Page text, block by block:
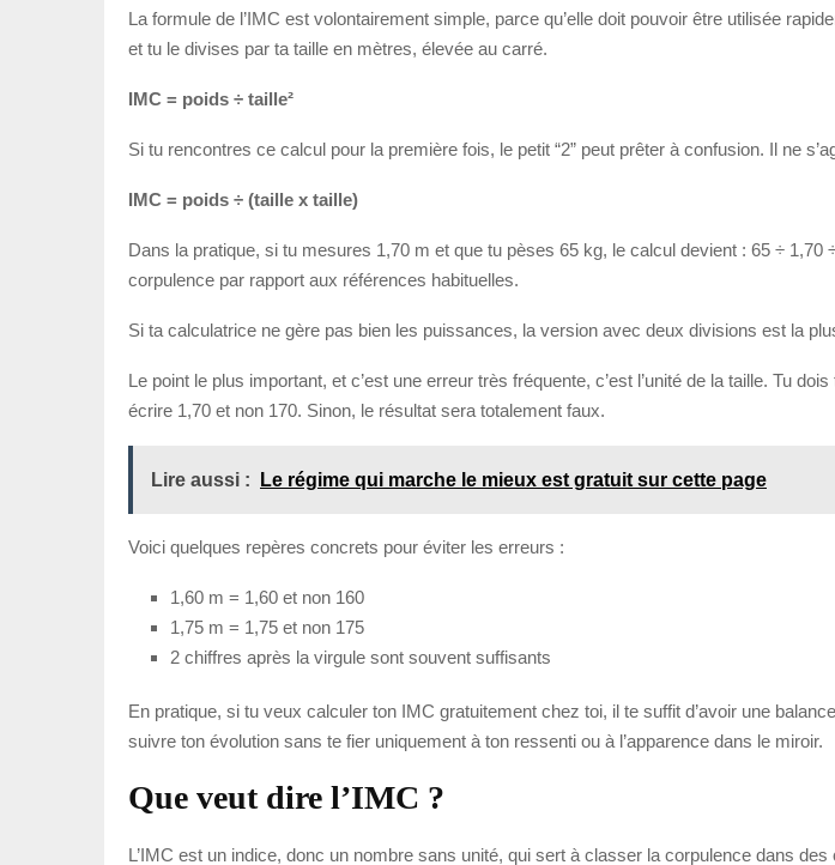
La formule de l’IMC est volontairement simple, parce qu’elle doit pouvoir être utilisée
et tu le divises par ta taille en mètres, élevée au carré.
IMC = poids ÷ taille²
Si tu rencontres ce calcul pour la première fois, le petit “2” peut prêter à confusion. Il ne
IMC = poids ÷ (taille x taille)
Dans la pratique, si tu mesures 1,70 m et que tu pèses 65 kg, le calcul devient : 65 ÷
corpulence par rapport aux références habituelles.
Si ta calculatrice ne gère pas bien les puissances, la version avec deux divisions est la
Le point le plus important, et c’est une erreur très fréquente, c’est l’unité de la taille. Tu
écrire 1,70 et non 170. Sinon, le résultat sera totalement faux.
Lire aussi : Le régime qui marche le mieux est gratuit sur cette page
Voici quelques repères concrets pour éviter les erreurs :
1,60 m = 1,60 et non 160
1,75 m = 1,75 et non 175
2 chiffres après la virgule sont souvent suffisants
En pratique, si tu veux calculer ton IMC gratuitement chez toi, il te suffit d’avoir une
suivre ton évolution sans te fier uniquement à ton ressenti ou à l’apparence dans le miroir.
Que veut dire l’IMC ?
L’IMC est un indice, donc un nombre sans unité, qui sert à classer la corpulence dans